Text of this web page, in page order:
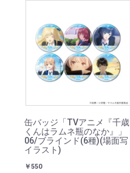
缶バッジ「TVアニメ『千歳
くんはラムネ瓶のなか』」
06/ブラインド(6種)(場面写
イラスト)
￥550